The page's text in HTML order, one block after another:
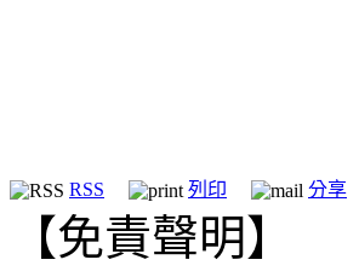
RSS 列印 分享
【免責聲明】